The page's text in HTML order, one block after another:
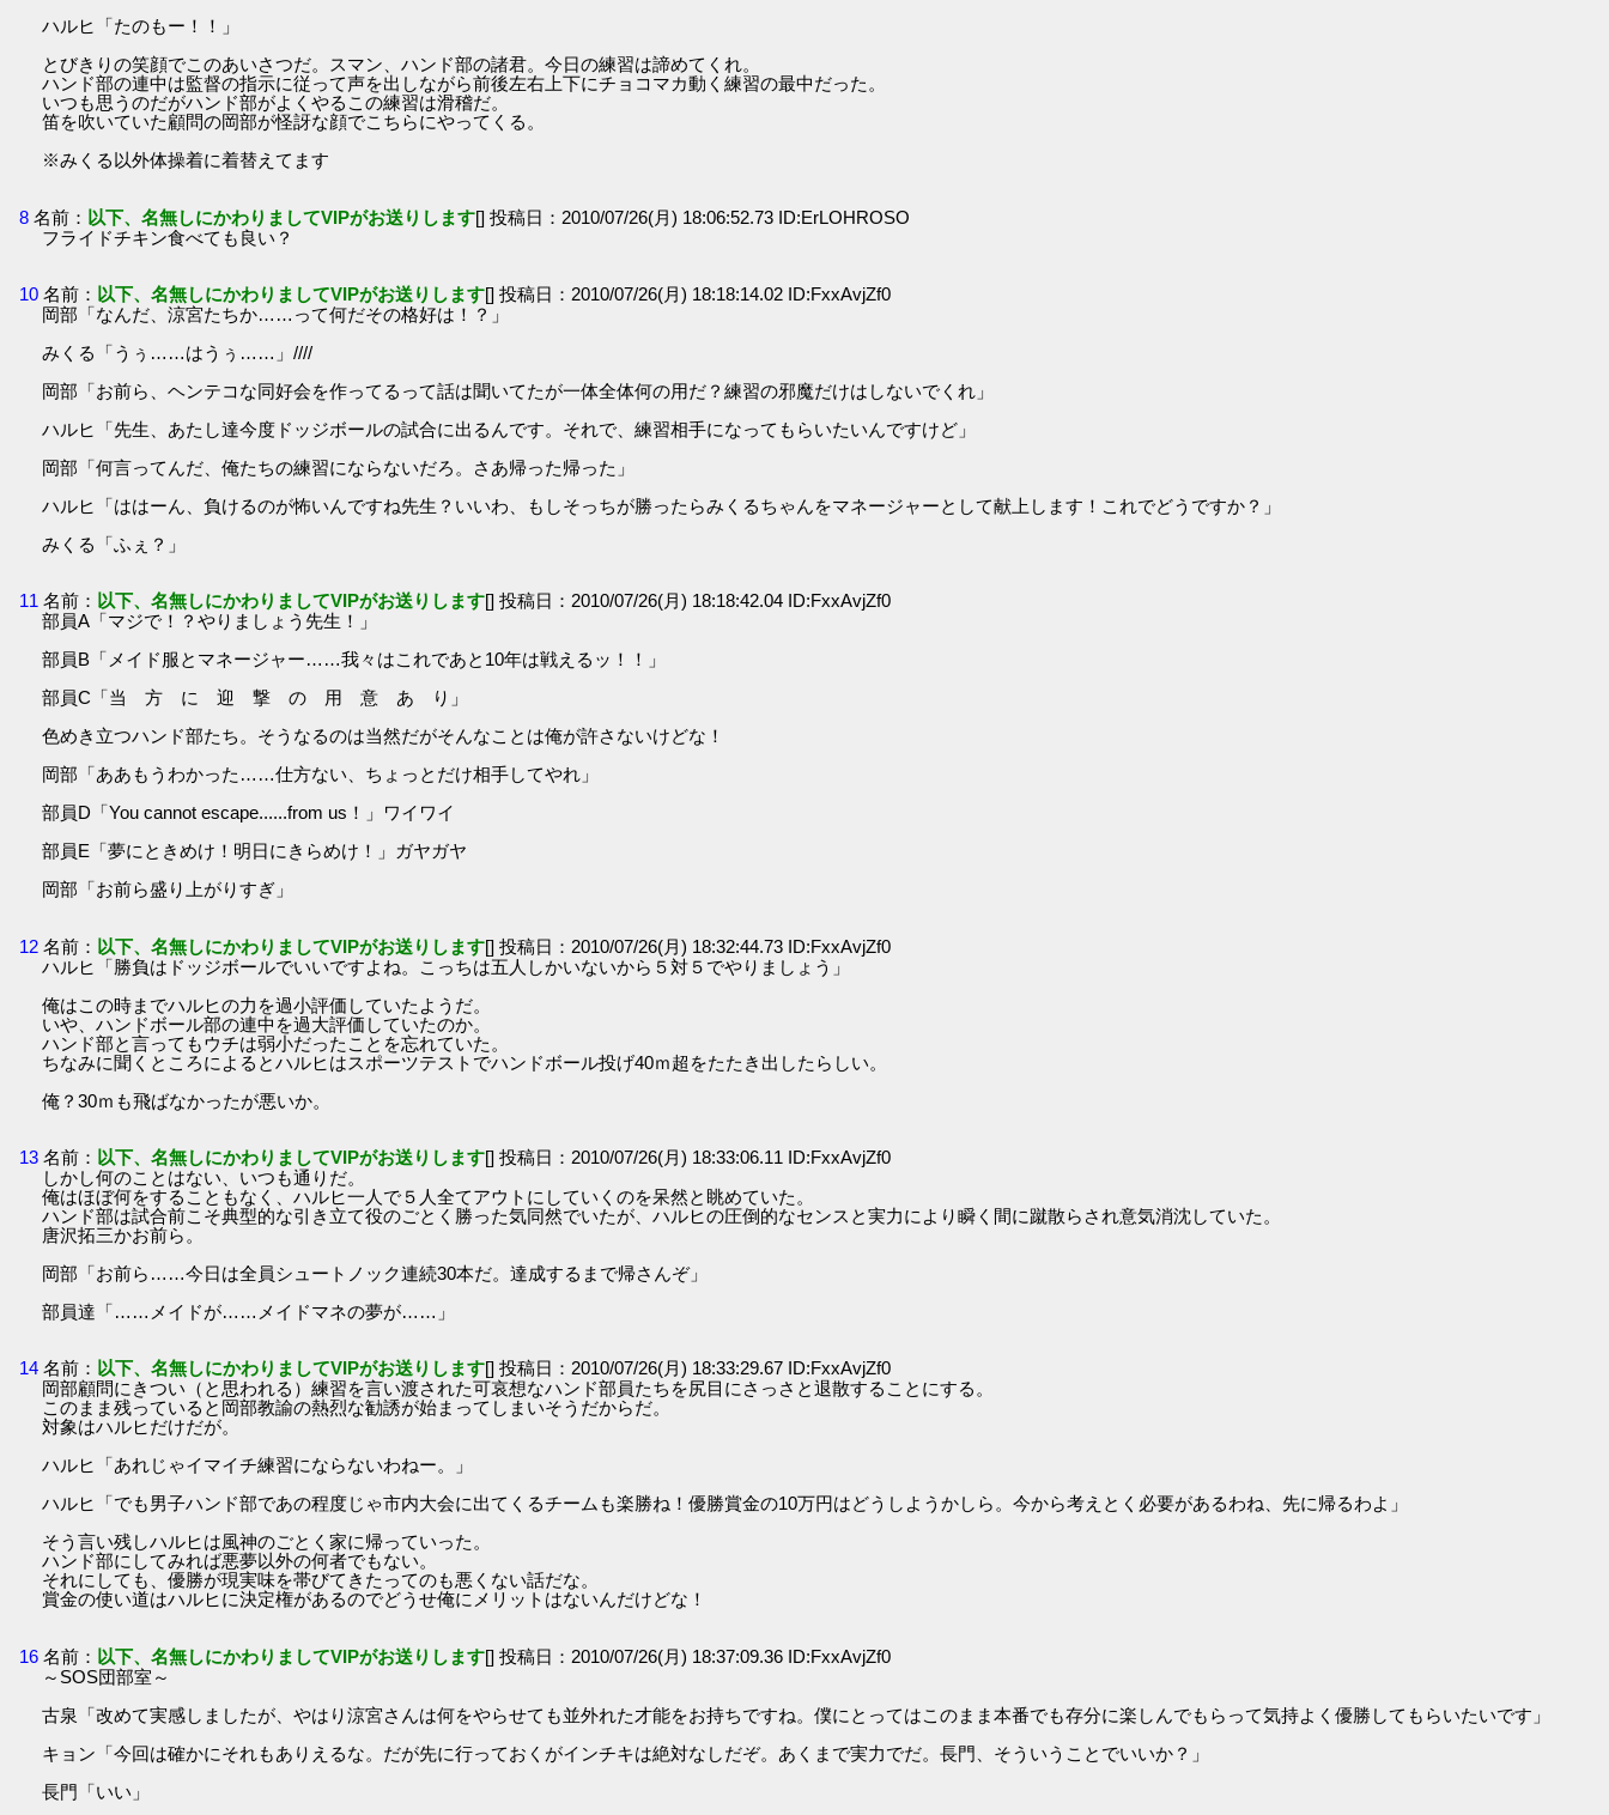
ハルヒ「たのもー！！」
とびきりの笑顔でこのあいさつだ。スマン、ハンド部の諸君。今日の練習は諦めてくれ。
ハンド部の連中は監督の指示に従って声を出しながら前後左右上下にチョコマカ動く練習の最中だった。
いつも思うのだがハンド部がよくやるこの練習は滑稽だ。
笛を吹いていた顧問の岡部が怪訝な顔でこちらにやってくる。
※みくる以外体操着に着替えてます
8 名前： 以下、名無しにかわりましてVIPがお送りします[] 投稿日：2010/07/26(月) 18:06:52.73 ID:ErLOHROSO
フライドチキン食べても良い？
10 名前： 以下、名無しにかわりましてVIPがお送りします[] 投稿日：2010/07/26(月) 18:18:14.02 ID:FxxAvjZf0
岡部「なんだ、涼宮たちか……って何だその格好は！？」
みくる「うぅ……はうぅ……」////
岡部「お前ら、ヘンテコな同好会を作ってるって話は聞いてたが一体全体何の用だ？練習の邪魔だけはしないでくれ」
ハルヒ「先生、あたし達今度ドッジボールの試合に出るんです。それで、練習相手になってもらいたいんですけど」
岡部「何言ってんだ、俺たちの練習にならないだろ。さあ帰った帰った」
ハルヒ「ははーん、負けるのが怖いんですね先生？いいわ、もしそっちが勝ったらみくるちゃんをマネージャーとして献上します！これでどうですか？」
みくる「ふぇ？」
11 名前： 以下、名無しにかわりましてVIPがお送りします[] 投稿日：2010/07/26(月) 18:18:42.04 ID:FxxAvjZf0
部員A「マジで！？やりましょう先生！」
部員B「メイド服とマネージャー……我々はこれであと10年は戦えるッ！！」
部員C「当 方 に 迎 撃 の 用 意 あ り」
色めき立つハンド部たち。そうなるのは当然だがそんなことは俺が許さないけどな！
岡部「ああもうわかった……仕方ない、ちょっとだけ相手してやれ」
部員D「You cannot escape......from us！」ワイワイ
部員E「夢にときめけ！明日にきらめけ！」ガヤガヤ
岡部「お前ら盛り上がりすぎ」
12 名前： 以下、名無しにかわりましてVIPがお送りします[] 投稿日：2010/07/26(月) 18:32:44.73 ID:FxxAvjZf0
ハルヒ「勝負はドッジボールでいいですよね。こっちは五人しかいないから５対５でやりましょう」
俺はこの時までハルヒの力を過小評価していたようだ。
いや、ハンドボール部の連中を過大評価していたのか。
ハンド部と言ってもウチは弱小だったことを忘れていた。
ちなみに聞くところによるとハルヒはスポーツテストでハンドボール投げ40ｍ超をたたき出したらしい。
俺？30ｍも飛ばなかったが悪いか。
13 名前： 以下、名無しにかわりましてVIPがお送りします[] 投稿日：2010/07/26(月) 18:33:06.11 ID:FxxAvjZf0
しかし何のことはない、いつも通りだ。
俺はほぼ何をすることもなく、ハルヒ一人で５人全てアウトにしていくのを呆然と眺めていた。
ハンド部は試合前こそ典型的な引き立て役のごとく勝った気同然でいたが、ハルヒの圧倒的なセンスと実力により瞬く間に蹴散らされ意気消沈していた。
唐沢拓三かお前ら。
岡部「お前ら……今日は全員シュートノック連続30本だ。達成するまで帰さんぞ」
部員達「……メイドが……メイドマネの夢が……」
14 名前： 以下、名無しにかわりましてVIPがお送りします[] 投稿日：2010/07/26(月) 18:33:29.67 ID:FxxAvjZf0
岡部顧問にきつい（と思われる）練習を言い渡された可哀想なハンド部員たちを尻目にさっさと退散することにする。
このまま残っていると岡部教諭の熱烈な勧誘が始まってしまいそうだからだ。
対象はハルヒだけだが。
ハルヒ「あれじゃイマイチ練習にならないわねー。」
ハルヒ「でも男子ハンド部であの程度じゃ市内大会に出てくるチームも楽勝ね！優勝賞金の10万円はどうしようかしら。今から考えとく必要があるわね、先に帰るわよ」
そう言い残しハルヒは風神のごとく家に帰っていった。
ハンド部にしてみれば悪夢以外の何者でもない。
それにしても、優勝が現実味を帯びてきたってのも悪くない話だな。
賞金の使い道はハルヒに決定権があるのでどうせ俺にメリットはないんだけどな！
16 名前： 以下、名無しにかわりましてVIPがお送りします[] 投稿日：2010/07/26(月) 18:37:09.36 ID:FxxAvjZf0
～SOS団部室～
古泉「改めて実感しましたが、やはり涼宮さんは何をやらせても並外れた才能をお持ちですね。僕にとってはこのまま本番でも存分に楽しんでもらって気持よく優勝してもらいたいです」
キョン「今回は確かにそれもありえるな。だが先に行っておくがインチキは絶対なしだぞ。あくまで実力でだ。長門、そういうことでいいか？」
長門「いい」